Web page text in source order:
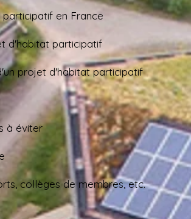
en France
d'habitat participatif
projet d'habitat participatif
à éviter
collèges de membres, etc.​